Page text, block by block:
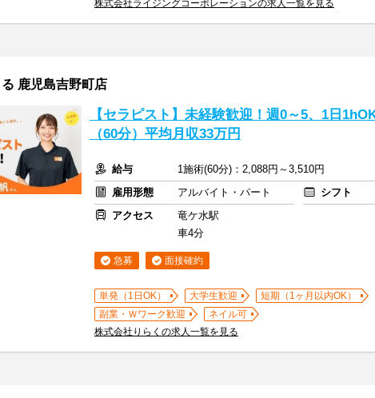
株式会社ライジングコーポレーションの求人一覧を見る
る 鹿児島吉野町店
【セラピスト】未経験歓迎！週0～5、1日
（60分）平均月収33万円
給与
1施術(60分)：2,088円～3,510円
雇用形態
アルバイト・パート シフト
アクセス
竜ケ水駅
車4分
急募 面接確約
単発（1日OK） 大学生歓迎
短期（1ヶ月以内OK）
副業・Ｗワーク歓迎
ネイル可
株式会社りらくの求人一覧を見る